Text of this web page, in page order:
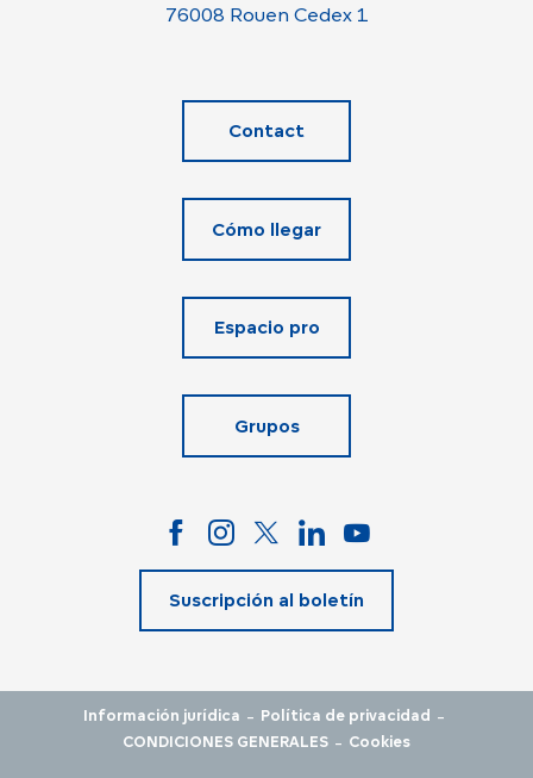
76008 Rouen Cedex 1
Contact
Cómo llegar
Espacio pro
Grupos
Suscripción al boletín
Información jurídica - Política de privacidad -
CONDICIONES GENERALES - Cookies